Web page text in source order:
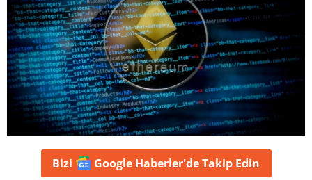
Bizi Google Haberler'deTakip Edin